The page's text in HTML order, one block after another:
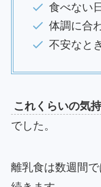
食べない
体調に合
不安なと
これくらいの気
でした。
離乳食は数週間